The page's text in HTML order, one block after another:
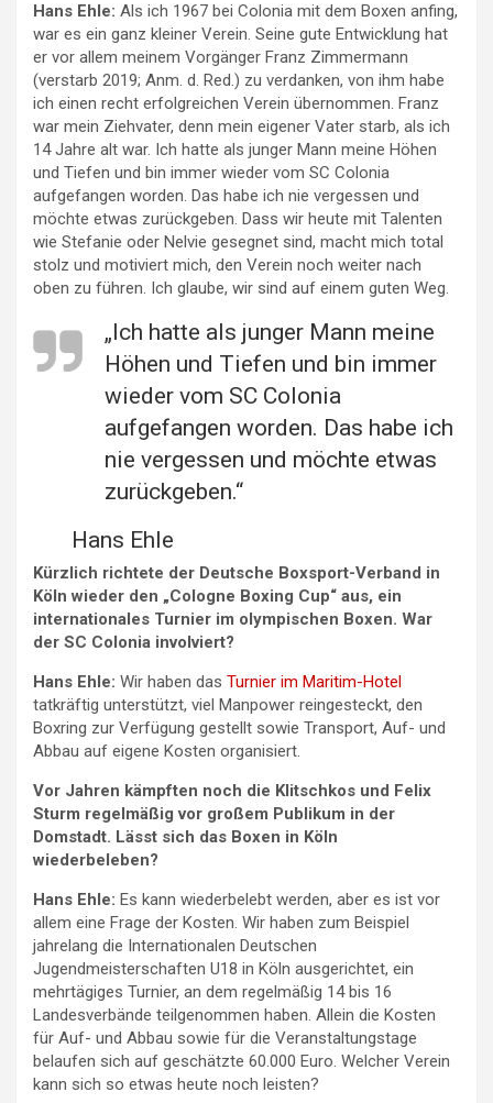
Hans Ehle: Als ich 1967 bei Colonia mit dem Boxen anfing,
war es ein ganz kleiner Verein. Seine gute Entwicklung hat
er vor allem meinem Vorgänger Franz Zimmermann
(verstarb 2019; Anm. d. Red.) zu verdanken, von ihm habe
ich einen recht erfolgreichen Verein übernommen. Franz
war mein Ziehvater, denn mein eigener Vater starb, als ich
14 Jahre alt war. Ich hatte als junger Mann meine Höhen
und Tiefen und bin immer wieder vom SC Colonia
aufgefangen worden. Das habe ich nie vergessen und
möchte etwas zurückgeben. Dass wir heute mit Talenten
wie Stefanie oder Nelvie gesegnet sind, macht mich total
stolz und motiviert mich, den Verein noch weiter nach
oben zu führen. Ich glaube, wir sind auf einem guten Weg.
„Ich hatte als junger Mann meine
Höhen und Tiefen und bin immer
wieder vom SC Colonia
aufgefangen worden. Das habe ich
nie vergessen und möchte etwas
zurückgeben.“
Hans Ehle
Kürzlich richtete der Deutsche Boxsport-Verband in
Köln wieder den „Cologne Boxing Cup“ aus, ein
internationales Turnier im olympischen Boxen. War
der SC Colonia involviert?
Hans Ehle: Wir haben das Turnier im Maritim-Hotel
tatkräftig unterstützt, viel Manpower reingesteckt, den
Boxring zur Verfügung gestellt sowie Transport, Auf- und
Abbau auf eigene Kosten organisiert.
Vor Jahren kämpften noch die Klitschkos und Felix
Sturm regelmäßig vor großem Publikum in der
Domstadt. Lässt sich das Boxen in Köln
wiederbeleben?
Hans Ehle: Es kann wiederbelebt werden, aber es ist vor
allem eine Frage der Kosten. Wir haben zum Beispiel
jahrelang die Internationalen Deutschen
Jugendmeisterschaften U18 in Köln ausgerichtet, ein
mehrtägiges Turnier, an dem regelmäßig 14 bis 16
Landesverbände teilgenommen haben. Allein die Kosten
für Auf- und Abbau sowie für die Veranstaltungstage
belaufen sich auf geschätzte 60.000 Euro. Welcher Verein
kann sich so etwas heute noch leisten?